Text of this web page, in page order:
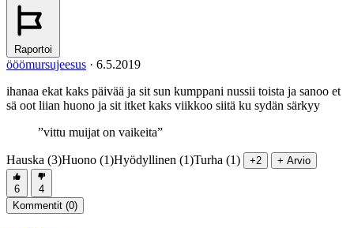
Raportoi
ööömursujeesus · 6.5.2019
ihanaa ekat kaks päivää ja sit sun kumppani nussii toista ja sanoo et
sä oot liian huono ja sit itket kaks viikkoo siitä ku sydän särkyy
”vittu muijat on vaikeita”
Hauska (3)Huono (1)Hyödyllinen (1)Turha (1) +2 + Arvio
6
4
Kommentit (0)